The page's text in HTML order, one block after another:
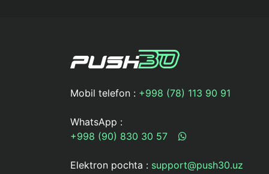
Mobil telefon : +998 (78) 113 90 91
WhatsApp :
+998 (90) 830 30 57
Elektron pochta : support@push30.uz